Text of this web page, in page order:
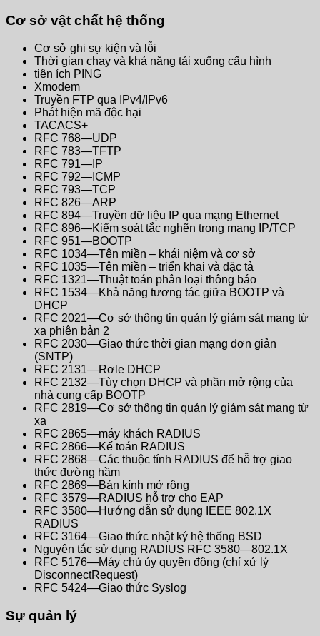
Cơ sở vật chất hệ thống
Cơ sở ghi sự kiện và lỗi
Thời gian chạy và khả năng tải xuống cấu hình
tiện ích PING
Xmodem
Truyền FTP qua IPv4/IPv6
Phát hiện mã độc hại
TACACS+
RFC 768—UDP
RFC 783—TFTP
RFC 791—IP
RFC 792—ICMP
RFC 793—TCP
RFC 826—ARP
RFC 894—Truyền dữ liệu IP qua mạng Ethernet
RFC 896—Kiểm soát tắc nghẽn trong mạng IP/TCP
RFC 951—BOOTP
RFC 1034—Tên miền – khái niệm và cơ sở
RFC 1035—Tên miền – triển khai và đặc tả
RFC 1321—Thuật toán phân loại thông báo
RFC 1534—Khả năng tương tác giữa BOOTP và
DHCP
RFC 2021—Cơ sở thông tin quản lý giám sát mạng từ
xa phiên bản 2
RFC 2030—Giao thức thời gian mạng đơn giản
(SNTP)
RFC 2131—Rơle DHCP
RFC 2132—Tùy chọn DHCP và phần mở rộng của
nhà cung cấp BOOTP
RFC 2819—Cơ sở thông tin quản lý giám sát mạng từ
xa
RFC 2865—máy khách RADIUS
RFC 2866—Kế toán RADIUS
RFC 2868—Các thuộc tính RADIUS để hỗ trợ giao
thức đường hầm
RFC 2869—Bán kính mở rộng
RFC 3579—RADIUS hỗ trợ cho EAP
RFC 3580—Hướng dẫn sử dụng IEEE 802.1X
RADIUS
RFC 3164—Giao thức nhật ký hệ thống BSD
Nguyên tắc sử dụng RADIUS RFC 3580—802.1X
RFC 5176—Máy chủ ủy quyền động (chỉ xử lý
DisconnectRequest)
RFC 5424—Giao thức Syslog
Sự quản lý